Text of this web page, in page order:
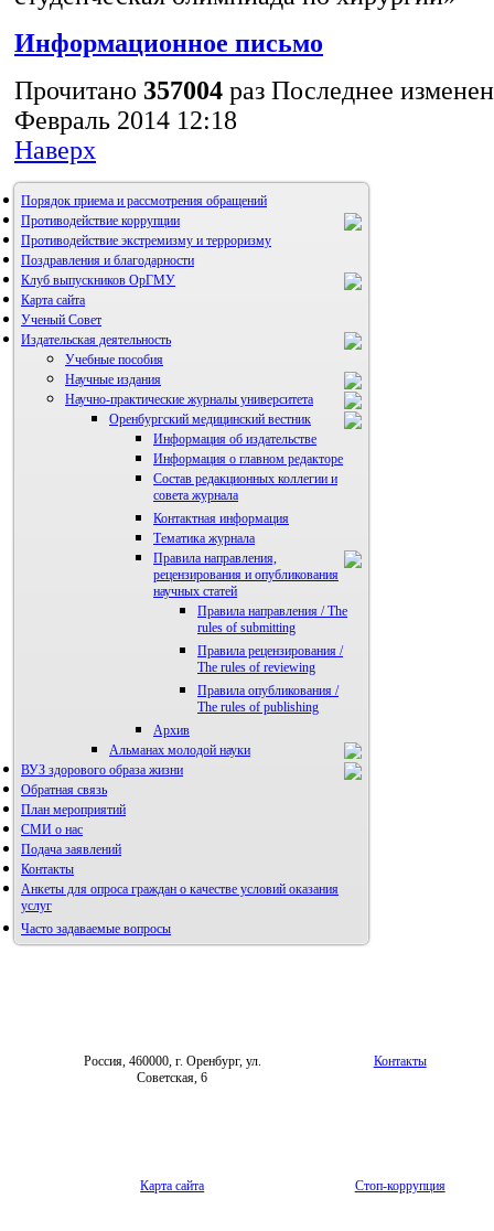
Информационное письмо
Прочитано 357004 раз Последнее
Февраль 2014 12:18
Наверх
Порядок приема и рассмотрения обращений
Противодействие коррупции
Противодействие экстремизму и терроризму
Поздравления и благодарности
Клуб выпускников ОрГМУ
Карта сайта
Ученый Совет
Издательская деятельность
Учебные пособия
Научные издания
Научно-практические журналы университета
Оренбургский медицинский вестник
Информация об издательстве
Информация о главном редакторе
Состав редакционных коллегии и
совета журнала
Контактная информация
Тематика журнала
Правила направления,
рецензирования и опубликования
научных статей
Правила направления / The
rules of submitting
Правила рецензирования /
The rules of reviewing
Правила опубликования /
The rules of publishing
Архив
Альманах молодой науки
Редакция журнала
ВУЗ здорового образа жизни
Фотогалерея
Обратная связь
План мероприятий
СМИ о нас
Подача заявлений
Контакты
Анкеты для опроса граждан о качестве условий оказания
услуг
Часто задаваемые вопросы
Россия, 460000, г. Оренбург, ул.
Советская, 6
Контакты
Карта сайта Стоп-коррупция